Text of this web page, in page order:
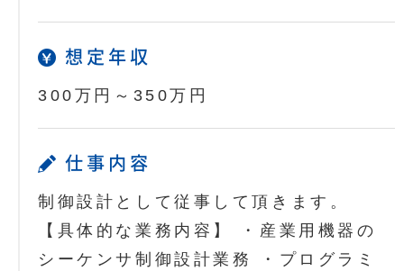
想定年収
300万円～350万円
仕事内容
制御設計として従事して頂きます。
【具体的な業務内容】 ・産業用機器の
シーケンサ制御設計業務 ・プログラミ